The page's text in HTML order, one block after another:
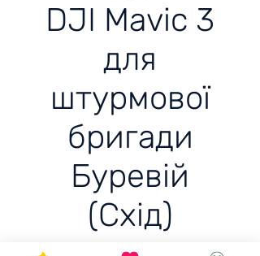
DJI Mavic 3
для
штурмової
бригади
Буревій
(Схід)